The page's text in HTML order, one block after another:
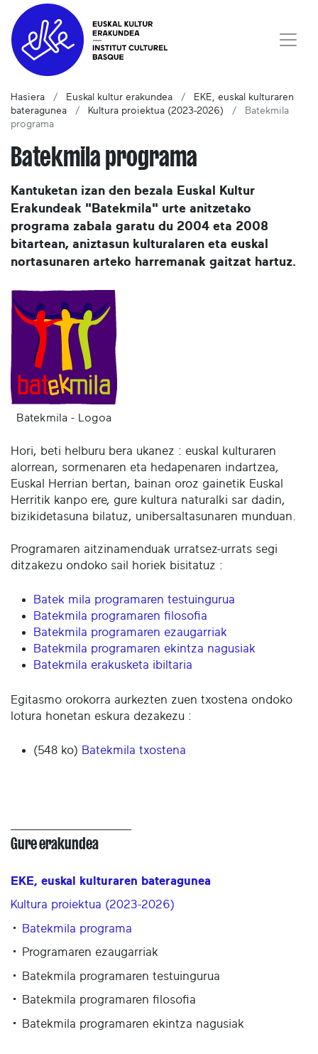
Hasiera Euskal kultur erakundea
EKE, euskal kulturaren
bateragunea
Kultura proiektua (2023-2026)
Batekmila
programa
Batekmila programa
Kantuketan izan den bezala Euskal Kultur
Erakundeak "Batekmila" urte anitzetako
programa zabala garatu du 2004 eta 2008
bitartean, aniztasun kulturalaren eta euskal
nortasunaren arteko harremanak gaitzat hartuz.
Batekmila - Logoa
Hori, beti helburu bera ukanez : euskal kulturaren
alorrean, sormenaren eta hedapenaren indartzea,
Euskal Herrian bertan, bainan oroz gainetik Euskal
Herritik kanpo ere, gure kultura naturalki sar dadin,
bizikidetasuna bilatuz, unibersaltasunaren munduan.
Programaren aitzinamenduak urratsez-urrats segi
ditzakezu ondoko sail horiek bisitatuz :
Batek mila programaren testuingurua
Batekmila programaren filosofia
Batekmila programaren ezaugarriak
Batekmila programaren ekintza nagusiak
Batekmila erakusketa ibiltaria
Egitasmo orokorra aurkezten zuen txostena ondoko
lotura honetan eskura dezakezu :
(548 ko) Batekmila txostena
Gure erakundea
EKE, euskal kulturaren bateragunea
Kultura proiektua (2023-2026)
Batekmila programa
Programaren ezaugarriak
Batekmila programaren testuingurua
Batekmila programaren filosofia
Batekmila programaren ekintza nagusiak